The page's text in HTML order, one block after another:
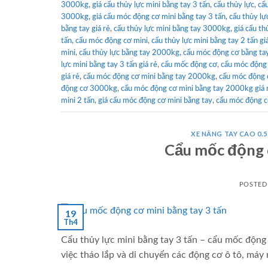
3000kg, giá cẩu thủy lực mini bằng tay 3 tấn, cẩu thủy lực,
3000kg, giá cẩu móc động cơ mini bằng tay 3 tấn, cẩu thủy
bằng tay giá rẻ, cẩu thủy lực mini bằng tay 3000kg, giá cẩu
tấn, cẩu móc động cơ mini, cẩu thủy lực mini bằng tay 2 tấn
mini, cẩu thủy lực bằng tay 2000kg, cẩu móc động cơ bằng
lực mini bằng tay 3 tấn giá rẻ, cẩu mốc động cơ, cẩu móc
giá rẻ, cẩu móc động cơ mini bằng tay 2000kg, cẩu móc động
động cơ 3000kg, cẩu móc động cơ mini bằng tay 2000kg giá
mini 2 tấn, giá cẩu móc động cơ mini bằng tay, cẩu móc động
XE NÂNG TAY CAO
Cẩu mốc
19
Th4
Cẩu thủy lực mini bằng tay 3 tấn – cẩu mốc
việc tháo lắp và di chuyển các động cơ ô tô,